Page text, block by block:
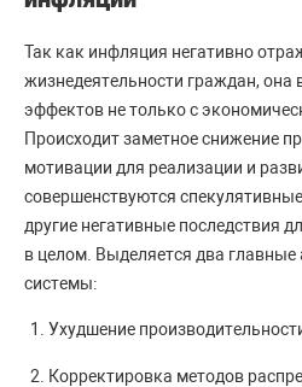
Так как инфляция негативно
жизнедеятельности граждан,
эффектов не только с
Происходит заметное снижение
мотивации для реализации и
совершенствуются
другие негативные последствия
в целом. Выделяется два главные
системы:
Ухудшение
Корректировка методов